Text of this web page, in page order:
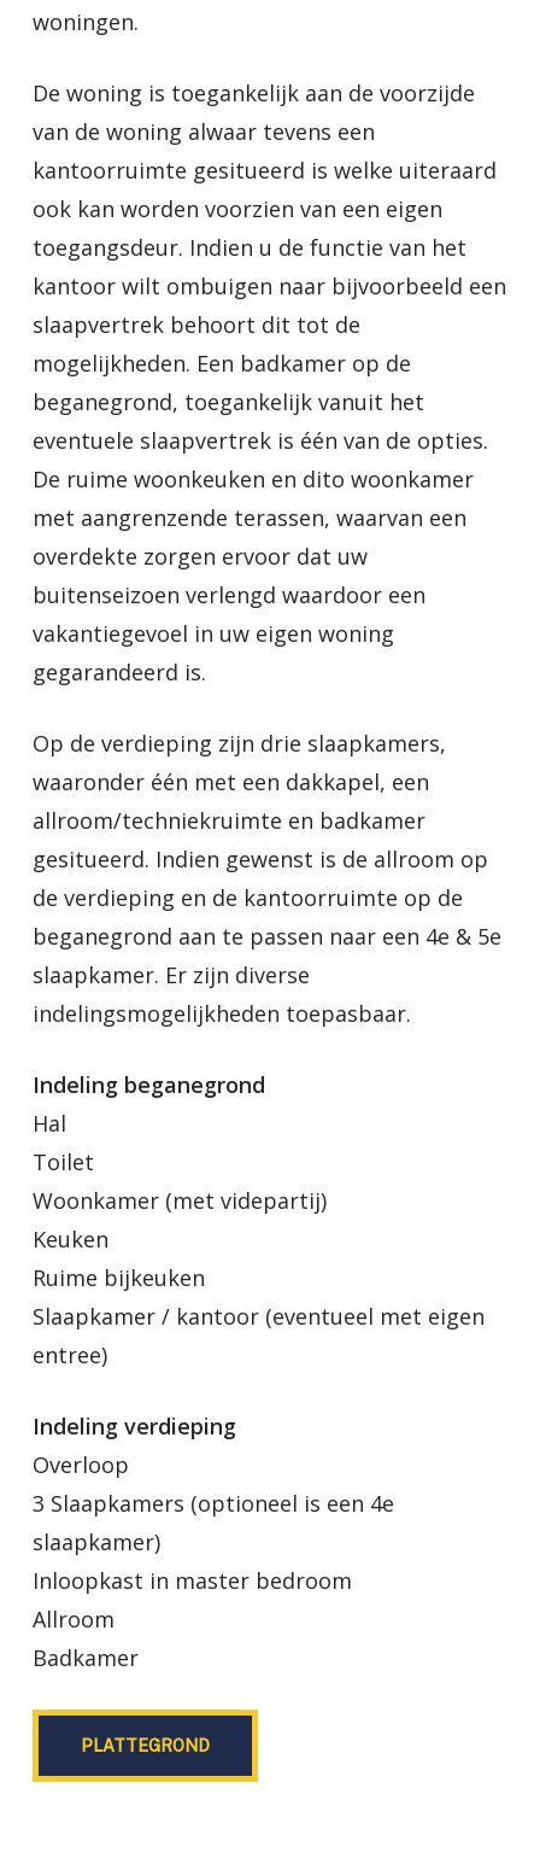
woningen.
De woning is toegankelijk aan de voorzijde
van de woning alwaar tevens een
kantoorruimte gesitueerd is welke uiteraard
ook kan worden voorzien van een eigen
toegangsdeur. Indien u de functie van het
kantoor wilt ombuigen naar bijvoorbeeld een
slaapvertrek behoort dit tot de
mogelijkheden. Een badkamer op de
beganegrond, toegankelijk vanuit het
eventuele slaapvertrek is één van de opties.
De ruime woonkeuken en dito woonkamer
met aangrenzende terassen, waarvan een
overdekte zorgen ervoor dat uw
buitenseizoen verlengd waardoor een
vakantiegevoel in uw eigen woning
gegarandeerd is.
Op de verdieping zijn drie slaapkamers,
waaronder één met een dakkapel, een
allroom/techniekruimte en badkamer
gesitueerd. Indien gewenst is de allroom op
de verdieping en de kantoorruimte op de
beganegrond aan te passen naar een 4e & 5e
slaapkamer. Er zijn diverse
indelingsmogelijkheden toepasbaar.
Indeling beganegrond
Hal
Toilet
Woonkamer (met videpartij)
Keuken
Ruime bijkeuken
Slaapkamer / kantoor (eventueel met eigen
entree)
Indeling verdieping
Overloop
3 Slaapkamers (optioneel is een 4e
slaapkamer)
Inloopkast in master bedroom
Allroom
Badkamer
PLATTEGROND